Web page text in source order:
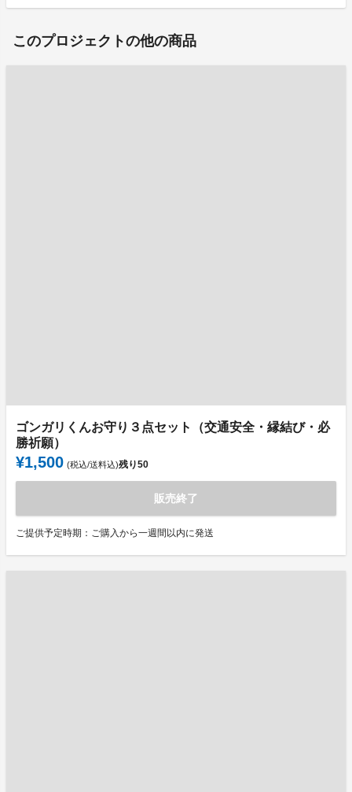
このプロジェクトの他の商品
ゴンガリくんお守り３点セット（交通安全・縁結び・必
勝祈願）
¥1,500 (税込/送料込)残り50
販売終了
ご提供予定時期：ご購入から一週間以内に発送